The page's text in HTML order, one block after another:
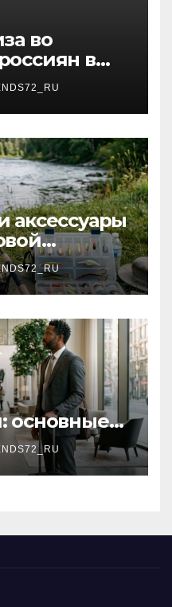
во
в
от 3 дней
аксессуары
и
основные